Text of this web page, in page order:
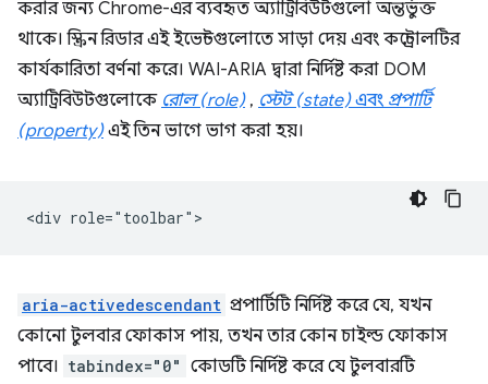
করার জন্য Chrome-এর ব্যবহৃত অ্যাট্রিবিউটগুলো অন্তর্ভুক্ত
থাকে। স্ক্রিন রিডার এই ইভেন্টগুলোতে সাড়া দেয় এবং কন্ট্রোলটির
কার্যকারিতা বর্ণনা করে। WAI-ARIA দ্বারা নির্দিষ্ট করা DOM
অ্যাট্রিবিউটগুলোকে রোল (role), স্টেট (state)এবং প্রপার্টি
(property)এই তিন ভাগে ভাগ করা হয়।
aria-activedescendant প্রপার্টিটি নির্দিষ্ট করে যে, যখন
কোনো টুলবার ফোকাস পায়, তখন তার কোন চাইল্ড ফোকাস
পাবে। tabindex="0" কোডটি নির্দিষ্ট করে যে টুলবারটি